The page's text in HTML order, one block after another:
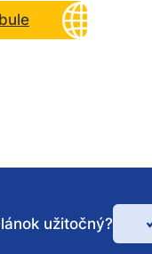
užitočný?